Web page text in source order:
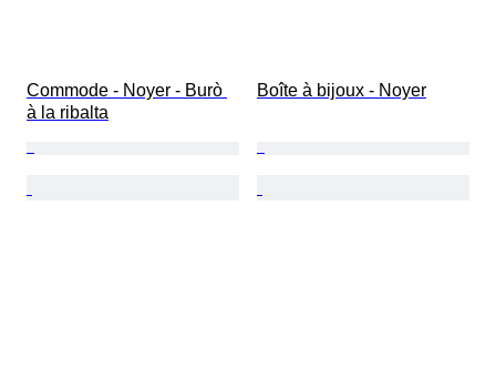
Commode - Noyer - Burò
à la ribalta
Boîte à bijoux - Noyer